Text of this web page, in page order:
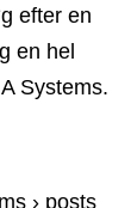
efter en
en hel
Systems.
› posts